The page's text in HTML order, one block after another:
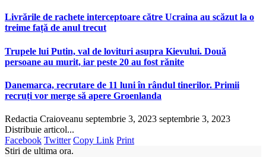
Livrările de rachete interceptoare către Ucraina au scăzut la o
treime față de anul trecut
Trupele lui Putin, val de lovituri asupra Kievului. Două
persoane au murit, iar peste 20 au fost rănite
Danemarca, recrutare de 11 luni în rândul tinerilor. Primii
recruți vor merge să apere Groenlanda
Redactia Craioveanu septembrie 3, 2023 septembrie 3, 2023
Distribuie articol...
Facebook Twitter Copy Link Print
Stiri de ultima ora.